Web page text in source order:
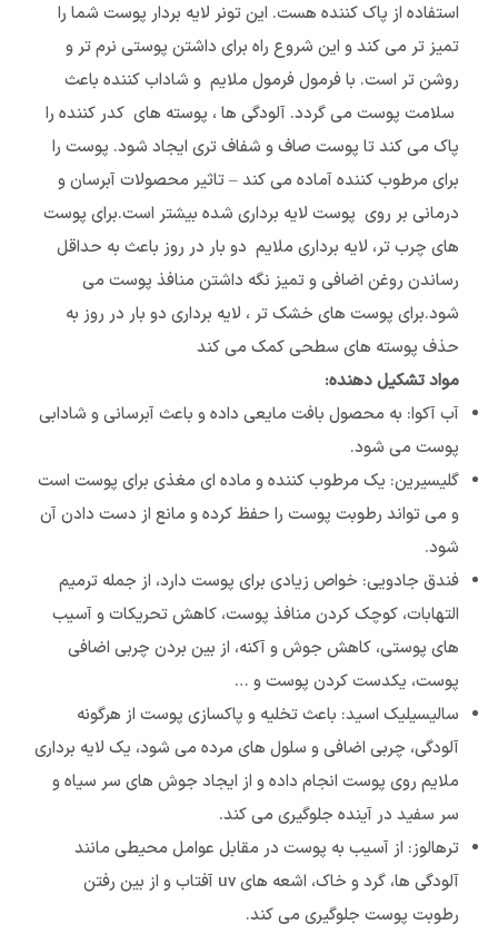
استفاده از پاک کننده هست. این تونر لایه بردار پوست شما را
تمیز تر می کند و این شروع راه برای داشتن پوستی نرم تر و
روشن تر است. با فرمول فرمول ملایم و شاداب کننده باعث
سلامت پوست می گردد. آلودگی ها ، پوسته های کدر کننده را
پاک می کند تا پوست صاف و شفاف تری ایجاد شود. پوست را
برای مرطوب کننده آماده می کند – تاثیر محصولات آبرسان و
درمانی بر روی پوست لایه برداری شده بیشتر است.برای پوست
های چرب تر، لایه برداری ملایم دو بار در روز باعث به حداقل
رساندن روغن اضافی و تمیز نگه داشتن منافذ پوست می
شود.برای پوست های خشک تر ، لایه برداری دو بار در روز به
حذف پوسته های سطحی کمک می کند
مواد تشکیل دهنده:
آب آکوا: به محصول بافت مایعی داده و باعث آبرسانی و شادابی
پوست می شود.
گلیسیرین: یک مرطوب کننده و ماده ای مغذی برای پوست است
و می تواند رطوبت پوست را حفظ کرده و مانع از دست دادن آن
شود.
فندق جادویی: خواص زیادی برای پوست دارد، از جمله ترمیم
التهابات، کوچک کردن منافذ پوست، کاهش تحریکات و آسیب
های پوستی، کاهش جوش و آکنه، از بین بردن چربی اضافی
پوست، یکدست کردن پوست و …
سالیسیلیک اسید: باعث تخلیه و پاکسازی پوست از هرگونه
آلودگی، چربی اضافی و سلول های مرده می شود، یک لایه برداری
ملایم روی پوست انجام داده و از ایجاد جوش های سر سیاه و
سر سفید در آینده جلوگیری می کند.
ترهالوز: از آسیب به پوست در مقابل عوامل محیطی مانند
آلودگی ها، گرد و خاک،‌‌ اشعه های uv آفتاب و از بین رفتن
رطوبت پوست جلوگیری می کند.